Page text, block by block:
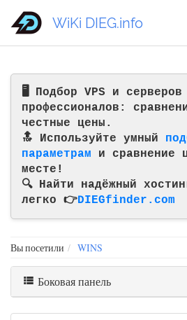
🖥️ Подбор VPS и серверов
профессионалов:
честные цены.
🔝 Используйте умный
параметрам и сравнение
месте!
🔍 Найти надёжный
легко 👉DIEGfinder.com
WiKi DIEG.info
Вы посетили WINS
Боковая панель